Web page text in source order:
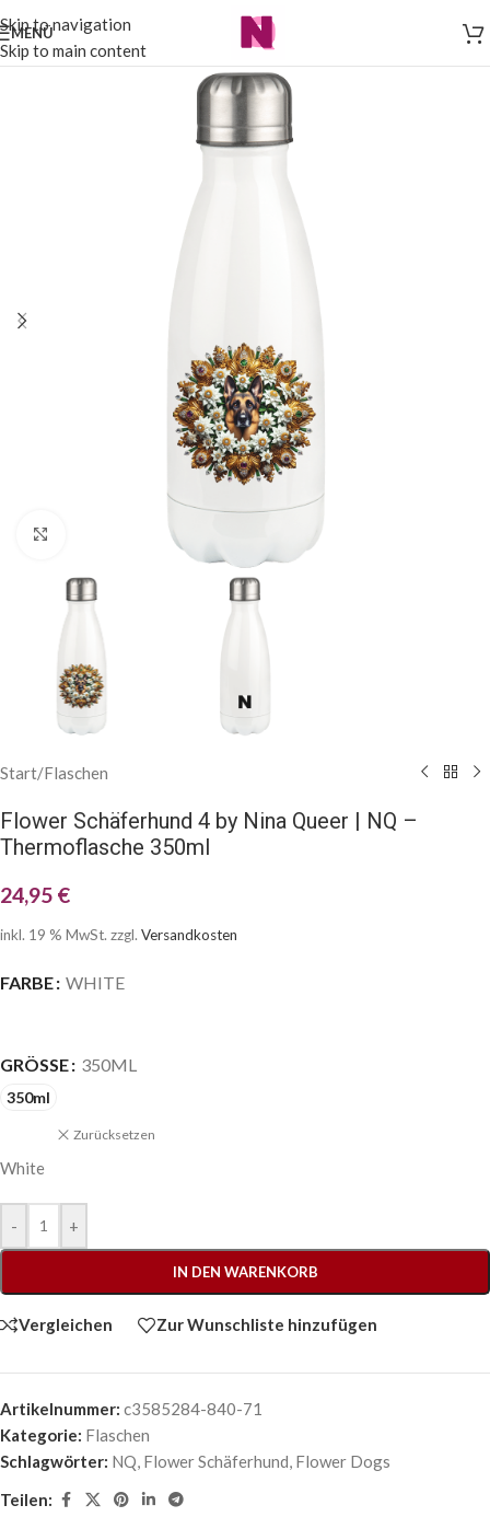
Skip to navigation
Skip to main content
MENÜ
Klick zum Vergrößern
Start/Flaschen
Flower Schäferhund 4 by Nina Queer | NQ –
Thermoflasche 350ml
24,95 €
inkl. 19 % MwSt. zzgl. Versandkosten
FARBE WHITE
GRÖSSE 350ML
350ml
Zurücksetzen
White
- +
IN DEN WARENKORB
Vergleichen Zur Wunschliste hinzufügen
Artikelnummer: c3585284-840-71
Kategorie: Flaschen
Schlagwörter: NQ, Flower Schäferhund, Flower Dogs
Teilen: